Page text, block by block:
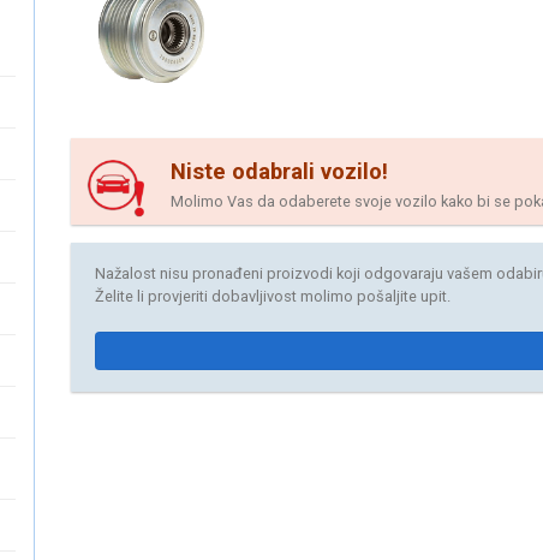
Niste odabrali vozilo!
Molimo Vas da odaberete svoje vozilo kako bi se
Nažalost nisu pronađeni proizvodi koji odgovaraju vašem
Želite li provjeriti dobavljivost molimo pošaljite upit.